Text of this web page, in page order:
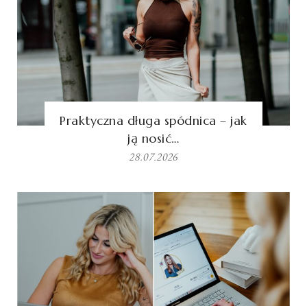
Praktyczna długa spódnica – jak
ją nosić…
28.07.2026